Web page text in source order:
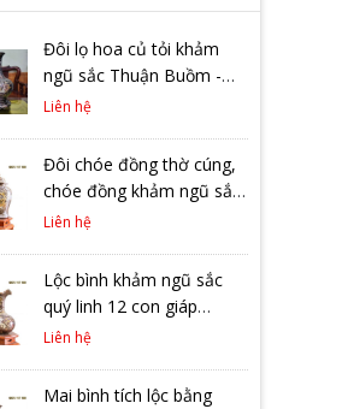
Đôi lọ hoa củ tỏi khảm
ngũ sắc Thuận Buồm -
Mã Đáo
Liên hệ
Đôi chóe đồng thờ cúng,
chóe đồng khảm ngũ sắc
KT 62 cm
Liên hệ
Lộc bình khảm ngũ sắc
quý linh 12 con giáp
miệng loe cánh sen KT 50
Liên hệ
Mai bình tích lộc bằng